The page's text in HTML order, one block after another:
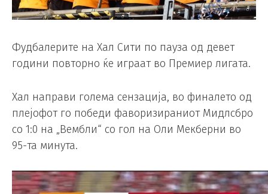
Фудбалерите на Хал Сити по пауза од девет
години повторно ќе играат во Премиер лигата.
Хал направи голема сензација, во финалето од
плејофот го победи фаворизираниот Мидлсбро
со 1:0 на „Вембли“ со гол на Оли Мекберни во
95-та минута.